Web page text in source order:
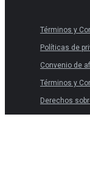
Términos y
Políticas de
Convenio de
Términos y
Derechos